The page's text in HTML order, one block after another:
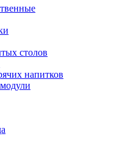
столов
напитков